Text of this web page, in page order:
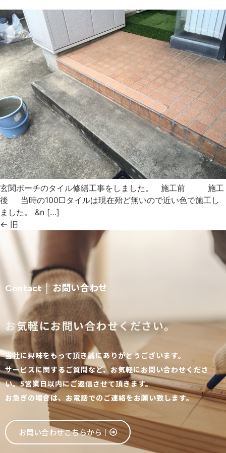
玄関ポーチのタイル修繕工事をしました。 施工前 施工
後 当時の100□タイルは現在殆ど無いので近い色で施工し
ました。 &n […]
← 旧
Contact │ お問い合わせ
お気軽にお問い合わせください。
当社に興味をもって頂き誠にありがとうございます。
サービスに関するご質問など、お気軽にお問い合わせくださ
い。5営業日以内にご返信させて頂きます。
お急ぎの場合は、お電話でのご連絡をお願い致します。
お問い合わせこちらから│